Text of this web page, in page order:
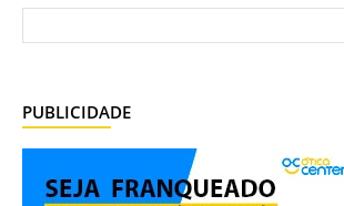
PUBLICIDADE